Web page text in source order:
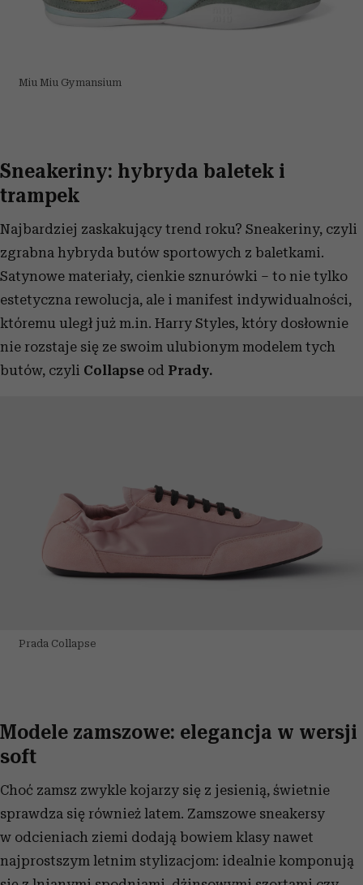
Miu Miu Gymansium
Sneakeriny: hybryda baletek i
trampek
Najbardziej zaskakujący trend roku? Sneakeriny, czyli
zgrabna hybryda butów sportowych z baletkami.
Satynowe materiały, cienkie sznurówki – to nie tylko
estetyczna rewolucja, ale i manifest indywidualności,
któremu uległ już m.in. Harry Styles, który dosłownie
nie rozstaje się ze swoim ulubionym modelem tych
butów, czyli Collapse od Prady.
Prada Collapse
Modele zamszowe: elegancja w wersji
soft
Choć zamsz zwykle kojarzy się z jesienią, świetnie
sprawdza się również latem. Zamszowe sneakersy
w odcieniach ziemi dodają bowiem klasy nawet
najprostszym letnim stylizacjom: idealnie komponują